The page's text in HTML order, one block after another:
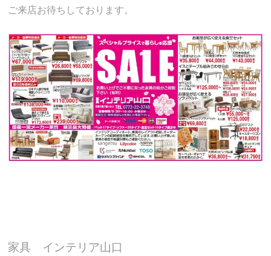
ご来店お待ちしております。
家具 インテリア山口